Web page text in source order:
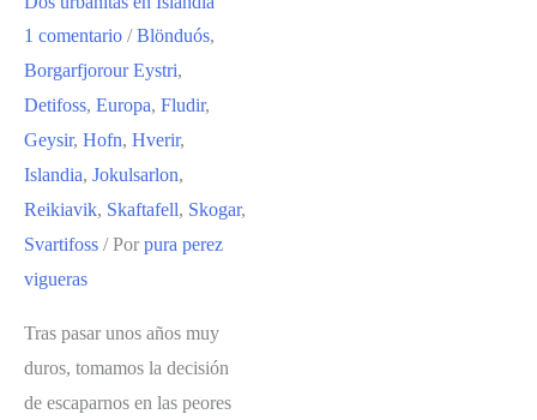
EN
EL
SUR
DE
ISLANDIA.
DE
REIKIAVIK
A
VIK
1 comentario /Blönduós,
Borgarfjorour Eystri,
Detifoss, Europa, Fludir,
Geysir, Hofn, Hverir,
Islandia, Jokulsarlon,
Reikiavik, Skaftafell, Skogar,
Svartifoss / Por pura perez
vigueras
Tras pasar unos años muy
duros, tomamos la decisión
de escaparnos en las peores